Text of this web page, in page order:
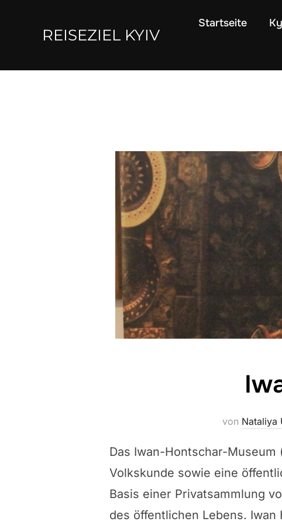
REISEZIEL KYIV
Startseite
von Nataliya
Das Iwan-Hontschar-
Volkskunde sowie eine
Basis einer Privatsammlung
des öffentlichen Lebens.